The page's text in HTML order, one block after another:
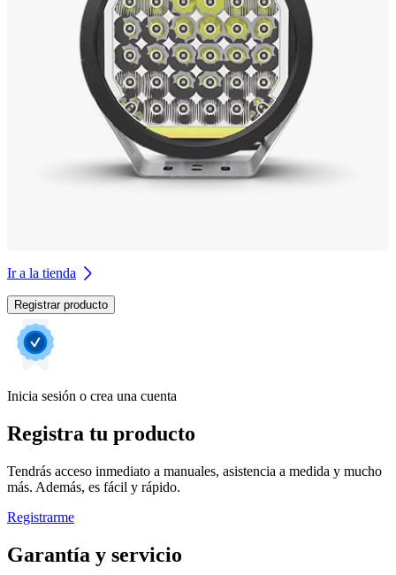
Ir a la tienda
Registrar producto
Inicia sesión o crea una cuenta
Registra tu producto
Tendrás acceso inmediato a manuales, asistencia a medida y mucho
más. Además, es fácil y rápido.
Registrarme
Garantía y servicio